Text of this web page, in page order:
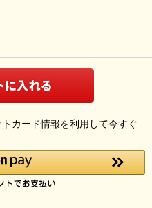
カード情報を利用して今すぐ